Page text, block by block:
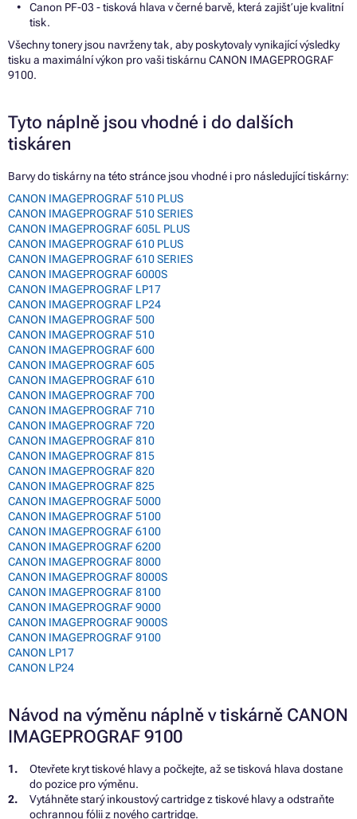
Canon PF-03 - tisková hlava v černé barvě, která zajišťuje kvalitní
tisk.
Všechny tonery jsou navrženy tak, aby poskytovaly vynikající výsledky
tisku a maximální výkon pro vaši tiskárnu CANON IMAGEPROGRAF
9100.
Tyto náplně jsou vhodné i do dalších
tiskáren
Barvy do tiskárny na této stránce jsou vhodné i pro následující tiskárny:
CANON IMAGEPROGRAF 510 PLUS
CANON IMAGEPROGRAF 510 SERIES
CANON IMAGEPROGRAF 605L PLUS
CANON IMAGEPROGRAF 610 PLUS
CANON IMAGEPROGRAF 610 SERIES
CANON IMAGEPROGRAF 6000S
CANON IMAGEPROGRAF LP17
CANON IMAGEPROGRAF LP24
CANON IMAGEPROGRAF 500
CANON IMAGEPROGRAF 510
CANON IMAGEPROGRAF 600
CANON IMAGEPROGRAF 605
CANON IMAGEPROGRAF 610
CANON IMAGEPROGRAF 700
CANON IMAGEPROGRAF 710
CANON IMAGEPROGRAF 720
CANON IMAGEPROGRAF 810
CANON IMAGEPROGRAF 815
CANON IMAGEPROGRAF 820
CANON IMAGEPROGRAF 825
CANON IMAGEPROGRAF 5000
CANON IMAGEPROGRAF 5100
CANON IMAGEPROGRAF 6100
CANON IMAGEPROGRAF 6200
CANON IMAGEPROGRAF 8000
CANON IMAGEPROGRAF 8000S
CANON IMAGEPROGRAF 8100
CANON IMAGEPROGRAF 9000
CANON IMAGEPROGRAF 9000S
CANON IMAGEPROGRAF 9100
CANON LP17
CANON LP24
Návod na výměnu náplně v tiskárně CANON
IMAGEPROGRAF 9100
Otevřete kryt tiskové hlavy a počkejte, až se tisková hlava dostane
do pozice pro výměnu.
Vytáhněte starý inkoustový cartridge z tiskové hlavy a odstraňte
ochrannou fólii z nového cartridge.